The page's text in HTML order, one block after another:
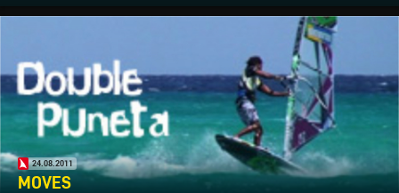
24.08.2011
MOVES